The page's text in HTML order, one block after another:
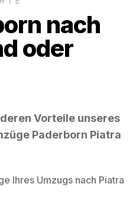
nach
oder
Vorteile unseres
Paderborn Piatra
Ihres Umzugs nach Piatra